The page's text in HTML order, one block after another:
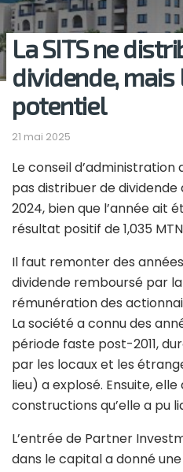
La SITS ne
dividende, mais
potentiel
21 mai 2025
Le conseil d’administration
pas distribuer de dividende
2024, bien que l’année ait
résultat positif de 1,035
Il faut remonter des
dividende remboursé par la
rémunération des
La société a connu des
période faste post-2011,
par les locaux et les
lieu) a explosé. Ensuite,
constructions qu’elle a pu
L’entrée de Partner
dans le capital a donné